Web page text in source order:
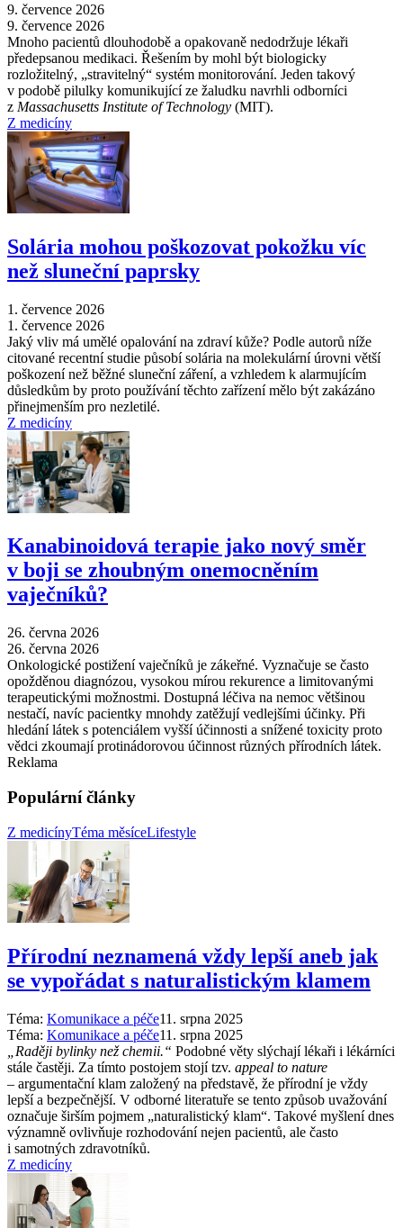
9. července 2026
9. července 2026
Mnoho pacientů dlouhodobě a opakovaně nedodržuje lékaři
předepsanou medikaci. Řešením by mohl být biologicky
rozložitelný, „stravitelný“ systém monitorování. Jeden takový
v podobě pilulky komunikující ze žaludku navrhli odborníci
z Massachusetts Institute of Technology (MIT).
Z medicíny
Solária mohou poškozovat pokožku víc
než sluneční paprsky
1. července 2026
1. července 2026
Jaký vliv má umělé opalování na zdraví kůže? Podle autorů níže
citované recentní studie působí solária na molekulární úrovni větší
poškození než běžné sluneční záření, a vzhledem k alarmujícím
důsledkům by proto používání těchto zařízení mělo být zakázáno
přinejmenším pro nezletilé.
Z medicíny
Kanabinoidová terapie jako nový směr
v boji se zhoubným onemocněním
vaječníků?
26. června 2026
26. června 2026
Onkologické postižení vaječníků je zákeřné. Vyznačuje se často
opožděnou diagnózou, vysokou mírou rekurence a limitovanými
terapeutickými možnostmi. Dostupná léčiva na nemoc většinou
nestačí, navíc pacientky mnohdy zatěžují vedlejšími účinky. Při
hledání látek s potenciálem vyšší účinnosti a snížené toxicity proto
vědci zkoumají protinádorovou účinnost různých přírodních látek.
Reklama
Populární články
Z medicínyTéma měsíceLifestyle
Přírodní neznamená vždy lepší aneb jak
se vypořádat s naturalistickým klamem
Téma: Komunikace a péče11. srpna 2025
Téma: Komunikace a péče11. srpna 2025
„Raději bylinky než chemii.“ Podobné věty slýchají lékaři i lékárníci
stále častěji. Za tímto postojem stojí tzv. appeal to nature
–⁠ argumentační klam založený na představě, že přírodní je vždy
lepší a bezpečnější. V odborné literatuře se tento způsob uvažování
označuje širším pojmem „naturalistický klam“. Takové myšlení dnes
významně ovlivňuje rozhodování nejen pacientů, ale často
i samotných zdravotníků.
Z medicíny